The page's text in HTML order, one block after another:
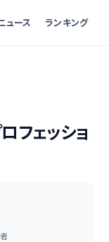
ュース ランキング
フェッショ